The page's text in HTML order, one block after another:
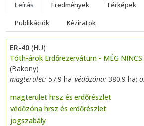
Leírás Eredmények Térképek
Publikációk
Kéziratok
ER-40 (HU)
Tóth-árok Erdőrezervátum - MÉG NINCS
(Bakony)
magterület: 57.9 ha; védőzóna: 380.9 ha;
magterület hrsz és erdőrészlet
védőzóna hrsz és erdőrészlet
jogszabály